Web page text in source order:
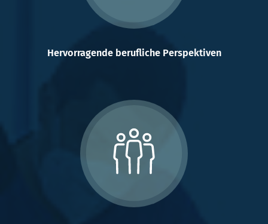
Hervorragende berufliche Perspektiven